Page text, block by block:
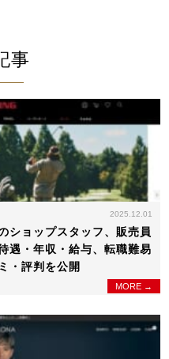
事
2025.12.01
ショップスタッフ、販売員
遇・年収・給与、転職難易
・評判を公開
MORE →